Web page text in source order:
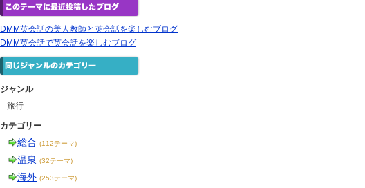
DMM英会話の美人教師と英会話を楽しむブログ
DMM英会話で英会話を楽しむブログ
ジャンル
旅行
カテゴリー
総合 (112テーマ)
温泉 (32テーマ)
海外 (253テーマ)